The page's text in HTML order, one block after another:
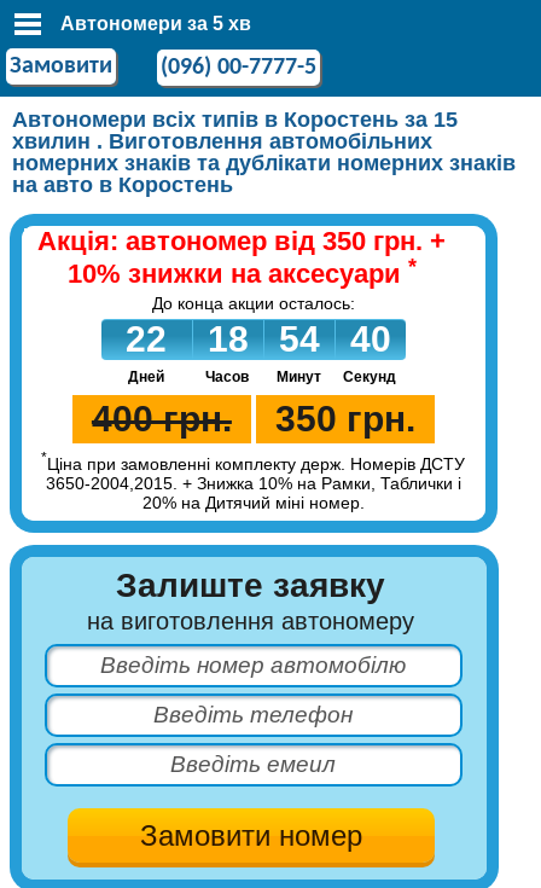
Автономери за 5 хв
Замовити (096) 00-7777-5
Автономери всіх типів в Коростень за 15
хвилин . Виготовлення автомобільних
номерних знаків та дублікати номерних знаків
на авто в Коростень
Акція: автономер від 350 грн. +
10% знижки на аксесуари *
До конца акции осталось:
22 18 54 40
Дней Часов Минут Секунд
400 грн. 350 грн.
*Ціна при замовленні комплекту держ. Номерів ДСТУ
3650-2004,2015. + Знижка 10% на Рамки, Таблички і
20% на Дитячий міні номер.
Залиште заявку
на виготовлення автономеру